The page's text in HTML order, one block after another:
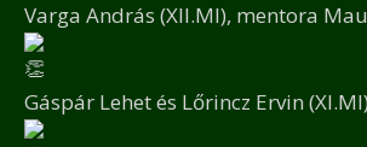
Varga András (XII.MI), mentora
Gáspár Lehet és Lőrincz Ervin